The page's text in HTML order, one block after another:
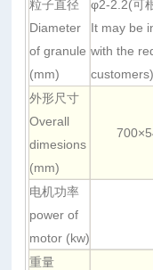
粒子直径
Diameter
of granule
(mm)
φ2-2.2(可
It may be
with the
customers)
外形尺寸
Overall
dimesions
(mm)
电机功率
power of
motor (kw)
重量